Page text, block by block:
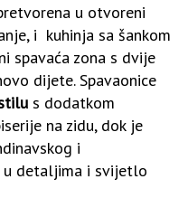
u otvoreni
i kuhinja sa šankom
spavaća zona s dvije
dijete. Spavaonice
s dodatkom
na zidu, dok je
i
detaljima i svijetlo